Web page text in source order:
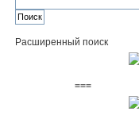
Расширенный поиск
===